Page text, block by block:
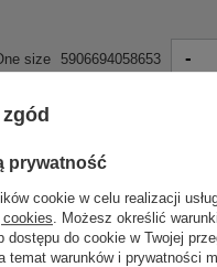
size 5906694058653 -
SIĘ I ZOBACZ CENĘ
prywatność
cookie w celu realizacji
. Możesz określić warunki
dostępu do cookie w Twojej
temat warunków i prywatności